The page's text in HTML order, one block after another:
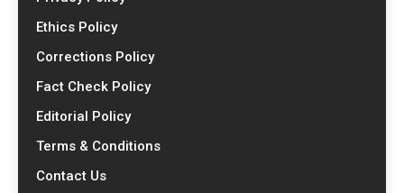
Ethics Policy
Corrections Policy
Fact Check Policy
Editorial Policy
Terms & Conditions
Contact Us